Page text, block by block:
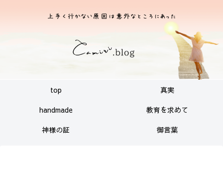
top
真実
handmade
教育を求めて
神様の証
御言葉